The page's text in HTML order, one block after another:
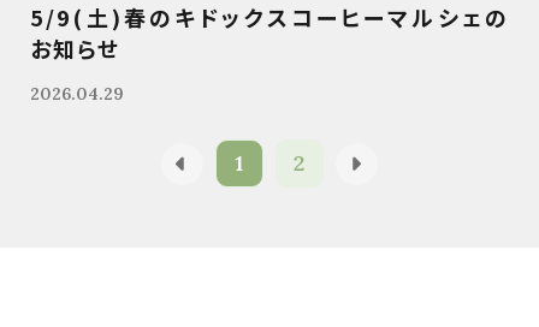
5/9(土)春のキドックスコーヒーマルシェの
お知らせ
2026.04.29
1 2